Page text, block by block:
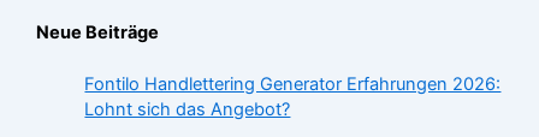
Neue Beiträge
Fontilo Handlettering Generator Erfahrungen 2026:
Lohnt sich das Angebot?